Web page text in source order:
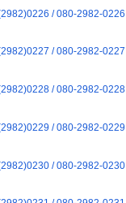
/ 080-2982-0226
/ 080-2982-0227
/ 080-2982-0228
/ 080-2982-0229
/ 080-2982-0230